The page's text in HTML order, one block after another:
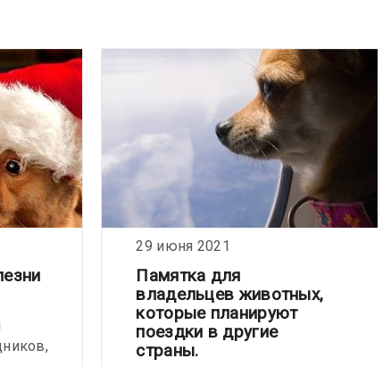
29 июня 2021
Памятка для
владельцев животных,
которые планируют
поездки в другие
страны.